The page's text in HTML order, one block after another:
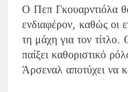
Ο Πεπ Γκουαρντιόλα
ενδιαφέρον, καθώς οι
τη μάχη για τον
παίξει καθοριστικό
Άρσεναλ αποτύχει να